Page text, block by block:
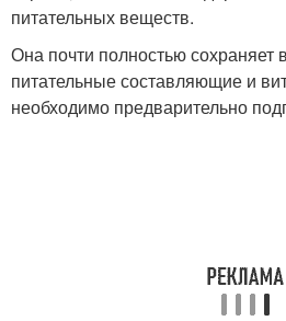
питательных веществ.
Она почти полностью сохраняет
питательные составляющие и
необходимо предварительно